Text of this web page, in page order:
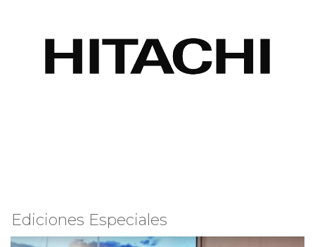
Ediciones Especiales